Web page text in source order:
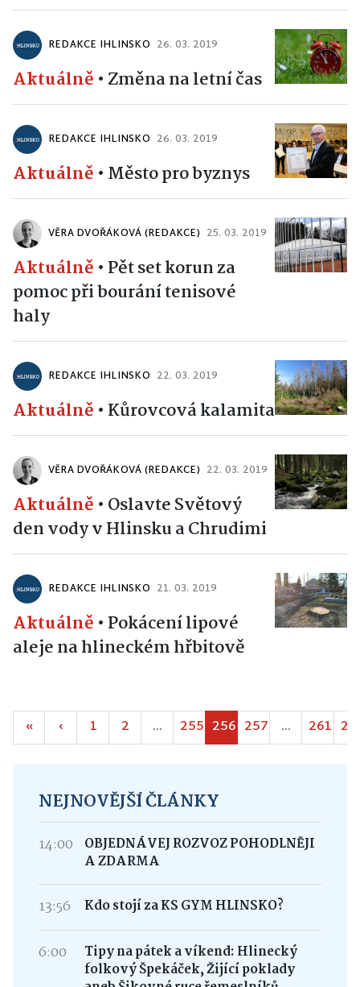
REDAKCE IHLINSKO 26. 03. 2019
Aktuálně • Změna na letní čas
REDAKCE IHLINSKO 26. 03. 2019
Aktuálně • Město pro byznys
VĚRA DVOŘÁKOVÁ (REDAKCE) 25. 03. 2019
Aktuálně • Pět set korun za
pomoc při bourání tenisové
haly
REDAKCE IHLINSKO 22. 03. 2019
Aktuálně • Kůrovcová kalamita
VĚRA DVOŘÁKOVÁ (REDAKCE) 22. 03. 2019
Aktuálně • Oslavte Světový
den vody v Hlinsku a Chrudimi
REDAKCE IHLINSKO 21. 03. 2019
Aktuálně • Pokácení lipové
aleje na hlineckém hřbitově
« ‹ 1 2 ... 255 256 257 ... 261
NEJNOVĚJŠÍ ČLÁNKY
14:00
OBJEDNÁVEJ ROZVOZ POHODLNĚJI
A ZDARMA
13:56 Kdo stojí za KS GYM HLINSKO?
6:00
Tipy na pátek a víkend: Hlinecký
folkový Špekáček, Žijící poklady